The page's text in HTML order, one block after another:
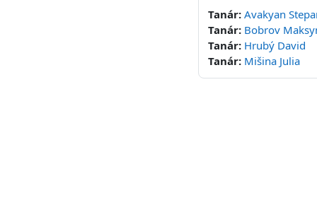
Tanár: Avakyan
Tanár: Bobrov
Tanár: Hrubý David
Tanár: Mišina Julia